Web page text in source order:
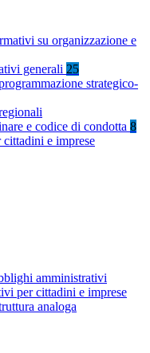
su organizzazione e
generali 25
strategico-
e codice di condotta 8
e imprese
amministrativi
per cittadini e imprese
analoga